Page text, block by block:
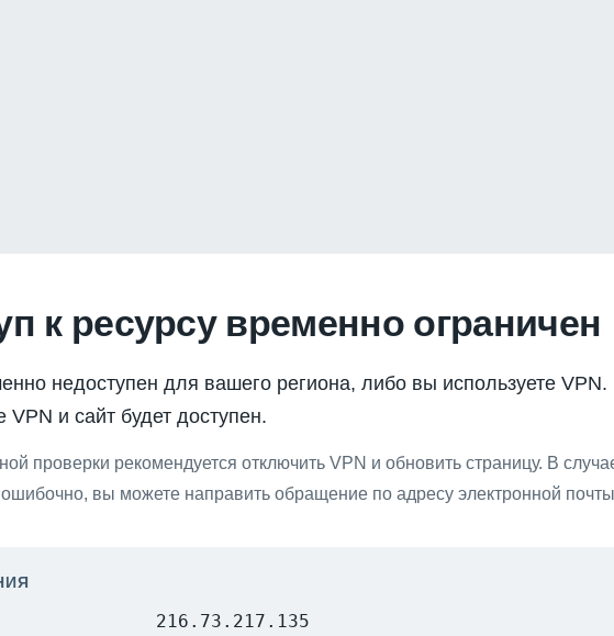
к ресурсу временно ограничен
недоступен для вашего региона, либо вы используете VPN.
VPN и сайт будет доступен.
проверки рекомендуется отключить VPN и обновить страницу. В
вы можете направить обращение по адресу электронной
216.73.217.135